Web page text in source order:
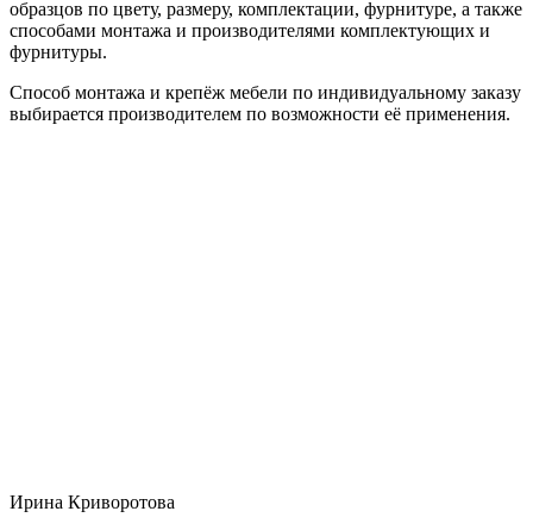
образцов по цвету, размеру, комплектации, фурнитуре, а также
способами монтажа и производителями комплектующих и
фурнитуры.
Способ монтажа и крепёж мебели по индивидуальному заказу
выбирается производителем по возможности её применения.
Ирина Криворотова